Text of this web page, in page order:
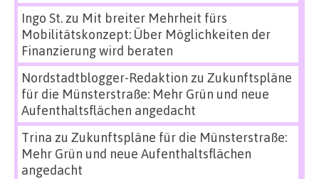
Ingo St.zu Mit breiter Mehrheit fürs
Mobilitätskonzept: Über Möglichkeiten der
Finanzierung wird beraten
Nordstadtblogger-Redaktion zu Zukunftspläne
für die Münsterstraße: Mehr Grün und neue
Aufenthaltsflächen angedacht
Trina zu Zukunftspläne für die Münsterstraße:
Mehr Grün und neue Aufenthaltsflächen
angedacht